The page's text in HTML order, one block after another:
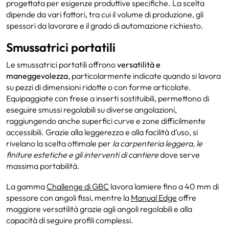
progettata per esigenze produttive specifiche. La scelta
dipende da vari fattori, tra cui il volume di produzione, gli
spessori da lavorare e il grado di automazione richiesto.
Smussatrici portatili
Le smussatrici portatili offronoversatilità e
maneggevolezza, particolarmente indicate quando si lavora
su pezzi di dimensioni ridotte o con forme articolate.
Equipaggiate con frese a inserti sostituibili, permettono di
eseguire smussi regolabili su diverse angolazioni,
raggiungendo anche superfici curve e zone difficilmente
accessibili. Grazie alla leggerezza e alla facilità d’uso, si
rivelano la scelta ottimale per la carpenteria leggera, le
finiture estetiche e gli interventi di cantieredove serve
massima portabilità.
La gammaChallenge di GBC lavora lamiere fino a 40 mm di
spessore con angoli fissi, mentre la Manual Edge offre
maggiore versatilità grazie agli angoli regolabili e alla
capacità di seguire profili complessi.